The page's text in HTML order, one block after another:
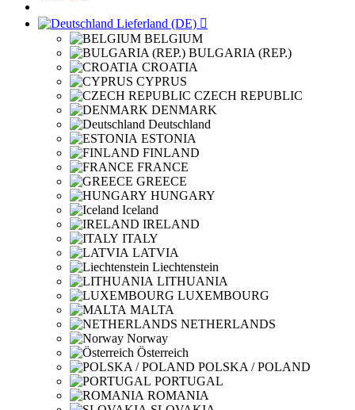
Lieferland (DE) 
BELGIUM
BULGARIA (REP.)
CROATIA
CYPRUS
CZECH REPUBLIC
DENMARK
Deutschland
ESTONIA
FINLAND
FRANCE
GREECE
HUNGARY
Iceland
IRELAND
ITALY
LATVIA
Liechtenstein
LITHUANIA
LUXEMBOURG
MALTA
NETHERLANDS
Norway
Österreich
POLSKA / POLAND
PORTUGAL
ROMANIA